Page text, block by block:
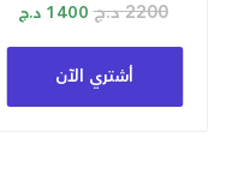
2200د.ج1400 د.ج
أشتري الآن